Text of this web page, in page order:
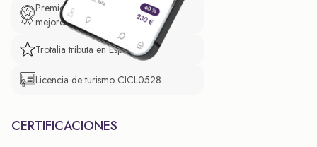
Premio de El Confidencial a las
mejores prácticas empresariales.
Trotalia tributa en España
Licencia de turismo CICL0528
CERTIFICACIONES